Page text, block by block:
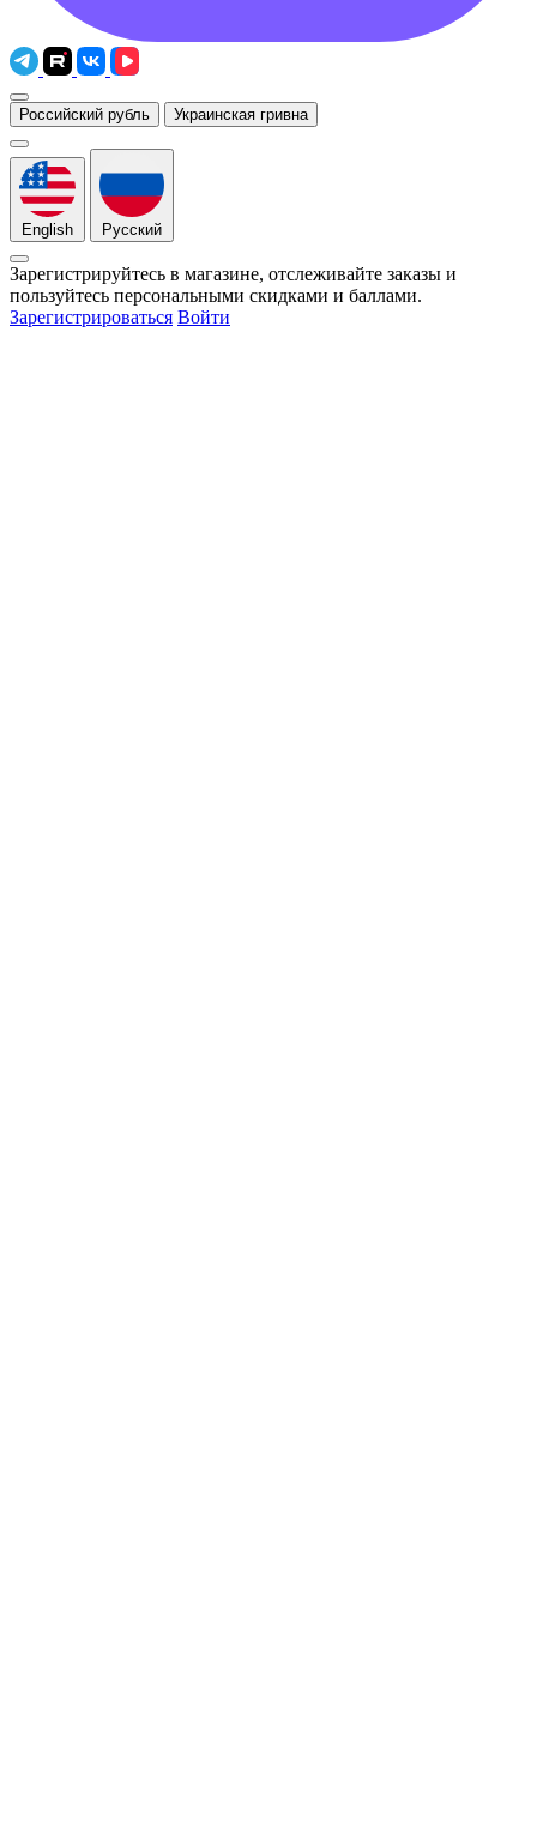
Российский рубль Украинская гривна
English Русский
Зарегистрируйтесь в магазине, отслеживайте заказы и
пользуйтесь персональными скидками и баллами.
Зарегистрироваться Войти